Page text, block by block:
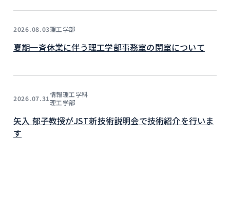
2026.08.03理工学部
夏期一斉休業に伴う理工学部事務室の閉室について
2026.07.31情報理工学科
理工学部
矢入 郁子教授がJST新技術説明会で技術紹介を行いま
す